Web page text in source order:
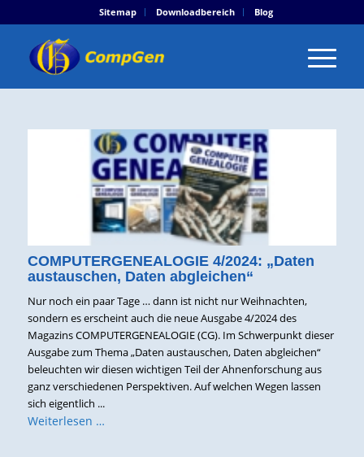
Sitemap Downloadbereich Blog
COMPUTERGENEALOGIE 4/2024: „Daten
austauschen, Daten abgleichen“
Nur noch ein paar Tage … dann ist nicht nur Weihnachten,
sondern es erscheint auch die neue Ausgabe 4/2024 des
Magazins COMPUTERGENEALOGIE (CG). Im Schwerpunkt dieser
Ausgabe zum Thema „Daten austauschen, Daten abgleichen“
beleuchten wir diesen wichtigen Teil der Ahnenforschung aus
ganz verschiedenen Perspektiven. Auf welchen Wegen lassen
sich eigentlich ...
Weiterlesen …